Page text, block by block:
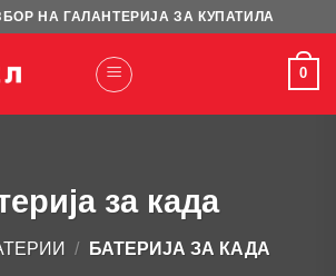
НА ГАЛАНТЕРИЈА ЗА КУПАТИЛА
0
за када
/ БАТЕРИЈА ЗА КАДА